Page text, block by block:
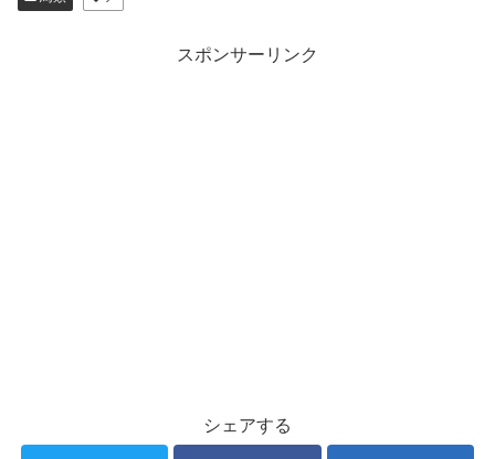
スポンサーリンク
シェアする